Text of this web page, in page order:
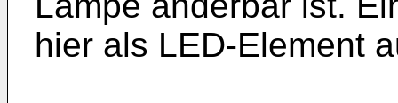
hier als LED-Element